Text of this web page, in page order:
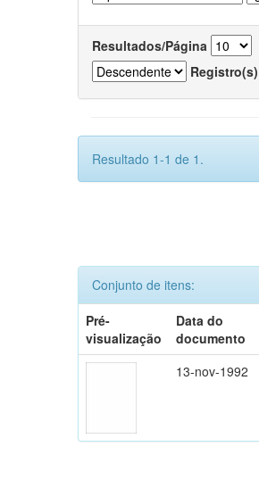
Resultados/Página
Registro(s)
Resultado 1-1 de 1.
Conjunto de itens:
Pré-
visualização
Data do
documento
13-nov-1992